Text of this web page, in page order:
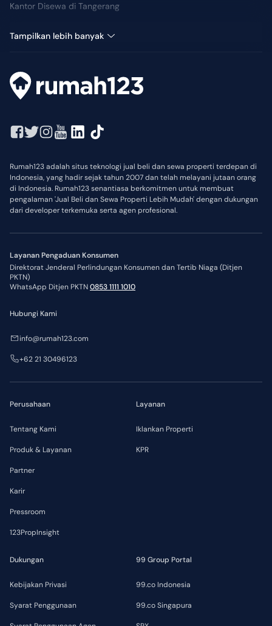
Kantor Disewa di Tangerang
Tampilkan lebih banyak
Rumah123 adalah situs teknologi jual beli dan sewa properti terdepan di
Indonesia, yang hadir sejak tahun 2007 dan telah melayani jutaan orang
di Indonesia. Rumah123 senantiasa berkomitmen untuk membuat
pengalaman 'Jual Beli dan Sewa Properti Lebih Mudah' dengan dukungan
dari developer terkemuka serta agen profesional.
Layanan Pengaduan Konsumen
Direktorat Jenderal Perlindungan Konsumen dan Tertib Niaga (Ditjen
PKTN)
WhatsApp Ditjen PKTN0853 1111 1010
Perusahaan
Tentang Kami
Produk & Layanan
Partner
Karir
Pressroom
123PropInsight
Layanan
Iklankan Properti
KPR
Dukungan
Kebijakan Privasi
Syarat Penggunaan
99 Group Portal
99.co Indonesia
99.co Singapura
Hubungi Kami
info@rumah123.com
+62 21 30496123